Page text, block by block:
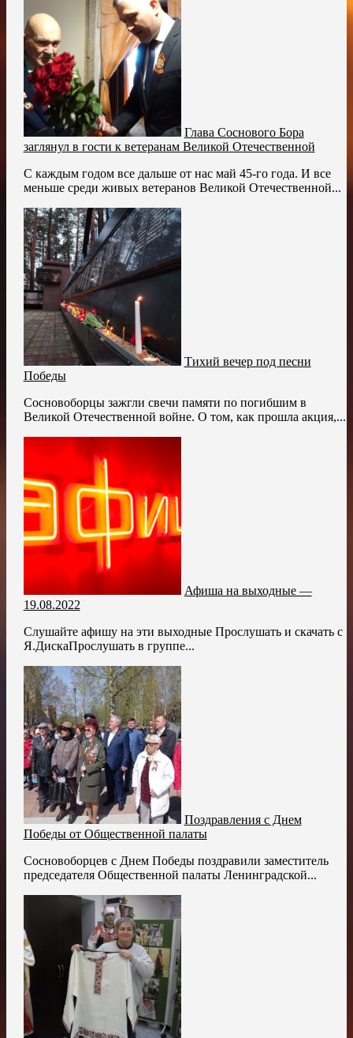
Глава Соснового Бора
заглянул в гости к ветеранам Великой Отечественной
С каждым годом все дальше от нас май 45-го года. И все
меньше среди живых ветеранов Великой Отечественной...
Тихий вечер под песни
Победы
Сосновоборцы зажгли свечи памяти по погибшим в
Великой Отечественной войне. О том, как прошла акция,...
Афиша на выходные —
19.08.2022
Слушайте афишу на эти выходные Прослушать и скачать с
Я.ДискаПрослушать в группе...
Поздравления с Днем
Победы от Общественной палаты
Сосновоборцев с Днем Победы поздравили заместитель
председателя Общественной палаты Ленинградской...